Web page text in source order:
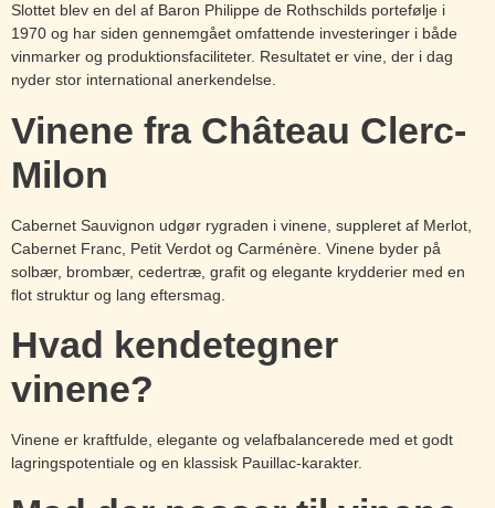
Slottet blev en del af Baron Philippe de Rothschilds portefølje i
1970 og har siden gennemgået omfattende investeringer i både
vinmarker og produktionsfaciliteter. Resultatet er vine, der i dag
nyder stor international anerkendelse.
Vinene fra Château Clerc-
Milon
Cabernet Sauvignon udgør rygraden i vinene, suppleret af Merlot,
Cabernet Franc, Petit Verdot og Carménère. Vinene byder på
solbær, brombær, cedertræ, grafit og elegante krydderier med en
flot struktur og lang eftersmag.
Hvad kendetegner
vinene?
Vinene er kraftfulde, elegante og velafbalancerede med et godt
lagringspotentiale og en klassisk Pauillac-karakter.